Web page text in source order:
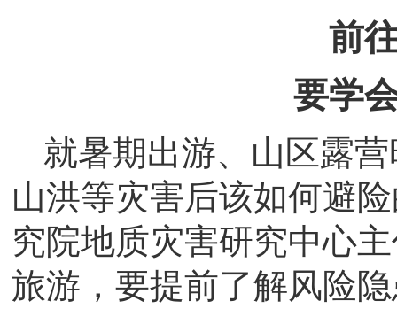
前
要学
就暑期出游、山区露
山洪等灾害后该如何避
究院地质灾害研究中心
旅游，要提前了解风险